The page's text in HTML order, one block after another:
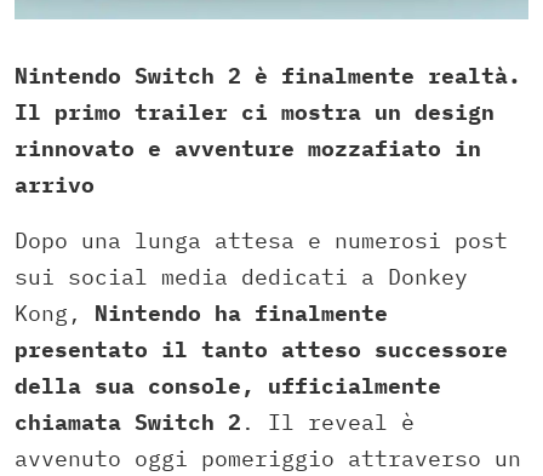
Nintendo Switch 2 è finalmente realtà.
Il primo trailer ci mostra un design
rinnovato e avventure mozzafiato in
arrivo
Dopo una lunga attesa e numerosi post
sui social media dedicati a Donkey
Kong, Nintendo ha finalmente
presentato il tanto atteso successore
della sua console, ufficialmente
chiamata Switch 2 . Il reveal è
avvenuto oggi pomeriggio attraverso un